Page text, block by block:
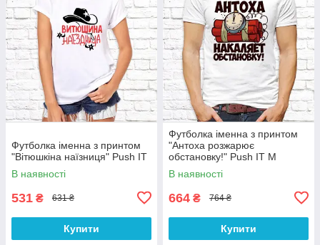
Футболка іменна з принтом
"Вітюшкіна наїзниця" Push IT
В наявності
531 ₴ 631 ₴
Купити
Футболка іменна з принтом
"Антоха розжарює
обстановку!" Push IT M
В наявності
664 ₴ 764 ₴
Купити